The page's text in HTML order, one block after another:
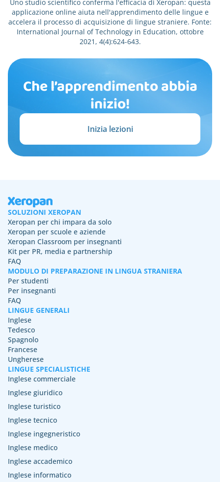
Uno studio scientifico conferma l'efficacia di Xeropan: questa
applicazione online aiuta nell'apprendimento delle lingue e
accelera il processo di acquisizione di lingue straniere. Fonte:
International Journal of Technology in Education, ottobre
2021, 4(4):624-643.
Che l’apprendimento abbia
inizio!
Inizia lezioni
SOLUZIONI XEROPAN
Xeropan per chi impara da solo
Xeropan per scuole e aziende
Xeropan Classroom per insegnanti
Kit per PR, media e partnership
FAQ
MODULO DI PREPARAZIONE IN LINGUA STRANIERA
Per studenti
Per insegnanti
FAQ
LINGUE GENERALI
Inglese
Tedesco
Spagnolo
Francese
Ungherese
LINGUE SPECIALISTICHE
Inglese commerciale
Inglese giuridico
Inglese turistico
Inglese tecnico
Inglese ingegneristico
Inglese medico
Inglese accademico
Inglese informatico